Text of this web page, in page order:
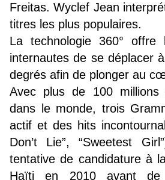
Freitas. Wyclef Jean
titres les plus populaires.
La technologie 360° offre
internautes de se déplacer
degrés afin de plonger au
Avec plus de 100 millions
dans le monde, trois
actif et des hits
Don’t Lie”, “Sweetest
tentative de candidature à
Haïti en 2010 avant de